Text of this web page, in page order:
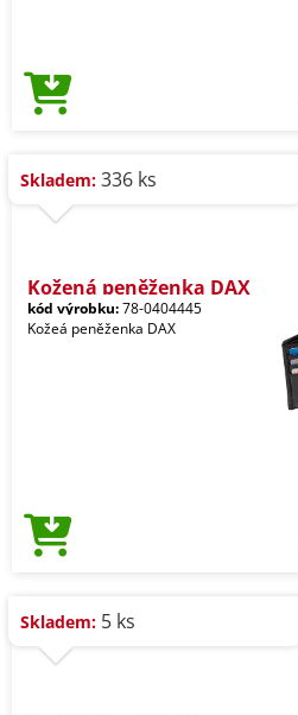
Skladem: 336 ks
Kožená peněženka DAX
kód výrobku:78-0404445
Kožeá peněženka DAX
Skladem: 5 ks